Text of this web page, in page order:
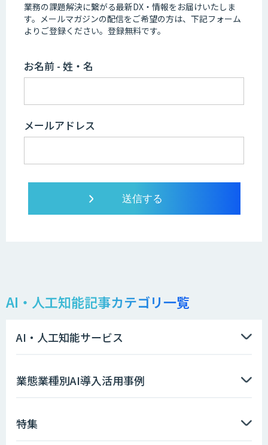
業務の課題解決に繋がる最新DX・情報をお届けいたしま
す。 メールマガジンの配信をご希望の方は、下記フォーム
よりご登録ください。登録無料です。
お名前 - 姓・名
メールアドレス
AI・人工知能記事カテゴリ一覧
AI・人工知能サービス
業態業種別AI導入活用事例
特集